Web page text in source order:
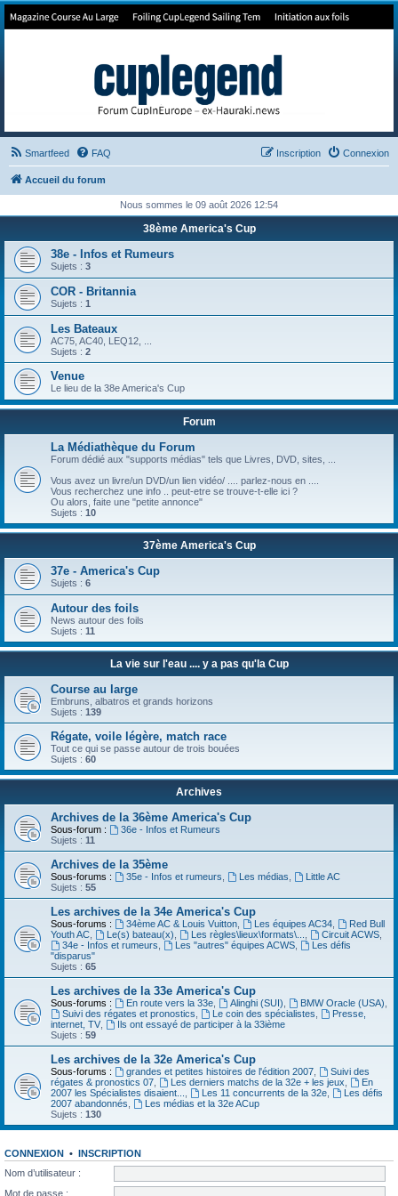
Forum de Cup In Europe
Smartfeed FAQ Connexion
Inscription
Accueil du forum
Nous sommes le 09 août 2026 12:54
38ème America's Cup
38e - Infos et Rumeurs
Sujets : 3
COR - Britannia
Sujets : 1
Les Bateaux
AC75, AC40, LEQ12, ...
Sujets : 2
Venue
Le lieu de la 38e America's Cup
Forum
La Médiathèque du Forum
Forum dédié aux "supports médias" tels que Livres, DVD, sites, ...
Vous avez un livre/un DVD/un lien vidéo/ .... parlez-nous en ....
Vous recherchez une info .. peut-etre se trouve-t-elle ici ?
Ou alors, faite une "petite annonce"
Sujets : 10
37ème America's Cup
37e - America's Cup
Sujets : 6
Autour des foils
News autour des foils
Sujets : 11
La vie sur l'eau .... y a pas qu'la Cup
Course au large
Embruns, albatros et grands horizons
Sujets : 139
Régate, voile légère, match race
Tout ce qui se passe autour de trois bouées
Sujets : 60
Archives
Archives de la 36ème America's Cup
Sous-forum :
36e - Infos et Rumeurs
Sujets : 11
Archives de la 35ème
Sous-forums : 35e - Infos et rumeurs, Les médias,
Little AC
Sujets : 55
Les archives de la 34e America's Cup
Sous-forums : 34ème AC & Louis Vuitton, Les équipes AC34,
Red Bull
Youth AC, Le(s) bateau(x), Les règles\lieux\formats\..., Circuit ACWS,
34e - Infos et rumeurs, Les "autres" équipes ACWS,
Les défis
"disparus"
Sujets : 65
Les archives de la 33e America's Cup
Sous-forums : En route vers la 33e, Alinghi (SUI), BMW Oracle (USA),
Suivi des régates et pronostics, Le coin des spécialistes,
Presse,
internet, TV,
Ils ont essayé de participer à la 33ième
Sujets : 59
Les archives de la 32e America's Cup
Sous-forums : grandes et petites histoires de l'édition 2007,
Suivi des
régates & pronostics 07, Les derniers matchs de la 32e + les jeux,
En
2007 les Spécialistes disaient..., Les 11 concurrents de la 32e,
Les défis
2007 abandonnés,
Les médias et la 32e ACup
Sujets : 130
CONNEXION •
INSCRIPTION
Nom d’utilisateur :
Mot de passe :